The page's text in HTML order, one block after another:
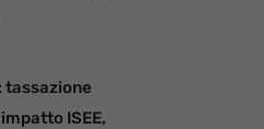
tassazione
ISEE,